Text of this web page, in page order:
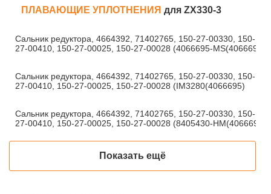
ПЛАВАЮЩИЕ УПЛОТНЕНИЯ для ZX330-3
Сальник редуктора, 4664392, 71402765, 150-27-00330, 150-
27-00410, 150-27-00025, 150-27-00028 (4066695-MS(4066695)
Сальник редуктора, 4664392, 71402765, 150-27-00330, 150-
27-00410, 150-27-00025, 150-27-00028 (IM3280(4066695)
Сальник редуктора, 4664392, 71402765, 150-27-00330, 150-
27-00410, 150-27-00025, 150-27-00028 (8405430-HM(4066695)
Показать ещё